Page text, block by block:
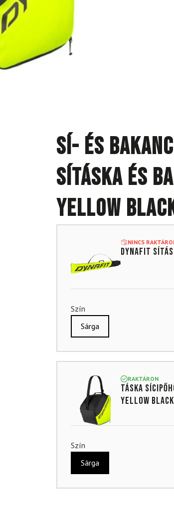
Sí- és
sításka és
Yellow
NINCS
DYNAFIT
Szín
Sárga
RAKTÁRON
Táska
Yellow
Szín
Sárga